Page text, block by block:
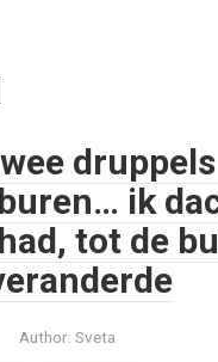
ik
tot de
Author: Sveta